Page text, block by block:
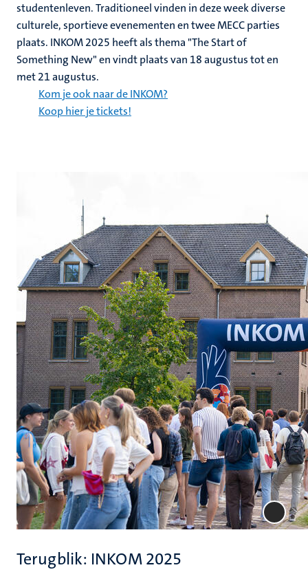
studentenleven. Traditioneel vinden in deze week diverse
culturele, sportieve evenementen en twee MECC parties
plaats. INKOM 2025 heeft als thema "The Start of
Something New" en vindt plaats van 18 augustus tot en
met 21 augustus.
Kom je ook naar de INKOM?
Koop hier je tickets!
Terugblik: INKOM 2025